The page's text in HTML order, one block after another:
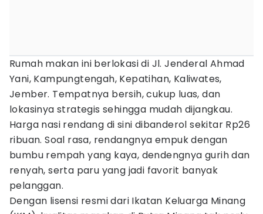
Rumah makan ini berlokasi di Jl. Jenderal Ahmad
Yani, Kampungtengah, Kepatihan, Kaliwates,
Jember. Tempatnya bersih, cukup luas, dan
lokasinya strategis sehingga mudah dijangkau.
Harga nasi rendang di sini dibanderol sekitar Rp26
ribuan. Soal rasa, rendangnya empuk dengan
bumbu rempah yang kaya, dendengnya gurih dan
renyah, serta paru yang jadi favorit banyak
pelanggan.
Dengan lisensi resmi dari Ikatan Keluarga Minang